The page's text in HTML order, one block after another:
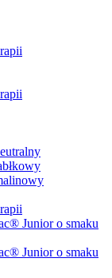
Junior o smaku
Junior o smaku